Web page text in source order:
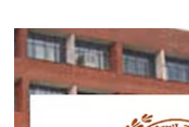
ਬੋਰਡ
ਨੇ
ਦਸਵੀਂ
ਜਮਾਤ